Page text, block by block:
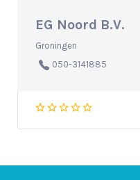
EG Noord B.V.
Groningen
050-3141885